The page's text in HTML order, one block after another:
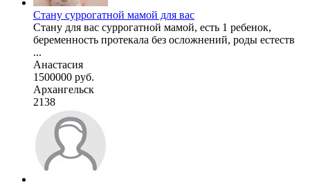
Стану суррогатной мамой для вас
Стану для вас суррогатной мамой, есть 1 ребенок,
беременность протекала без осложнений, роды естеств
...
Анастасия
1500000 руб.
Архангельск
2138